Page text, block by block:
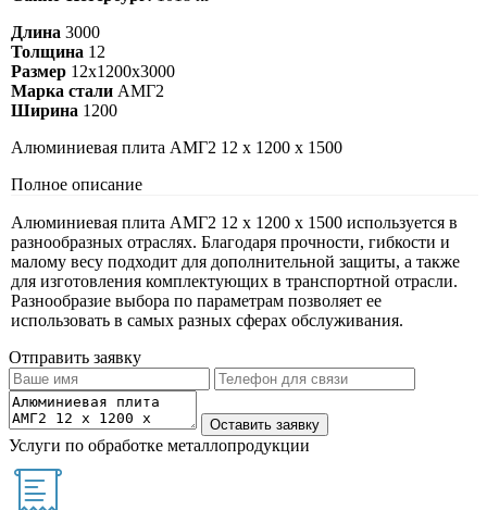
Длина 3000
Толщина 12
Размер 12х1200х3000
Марка стали АМГ2
Ширина 1200
Алюминиевая плита АМГ2 12 х 1200 х 1500
Полное описание
Алюминиевая плита АМГ2 12 х 1200 х 1500 используется в
разнообразных отраслях. Благодаря прочности, гибкости и
малому весу подходит для дополнительной защиты, а также
для изготовления комплектующих в транспортной отрасли.
Разнообразие выбора по параметрам позволяет ее
использовать в самых разных сферах обслуживания.
Отправить заявку
Услуги по обработке металлопродукции